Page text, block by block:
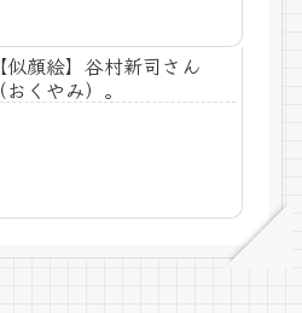
【似顔絵】谷村新司さん
（おくやみ）。